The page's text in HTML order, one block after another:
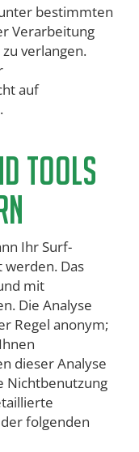
bestimmten
Verarbeitung
verlangen.
auf
Tools
Ihr Surf-
Das
mit
Die Analyse
Regel anonym;
dieser Analyse
Nichtbenutzung
folgenden